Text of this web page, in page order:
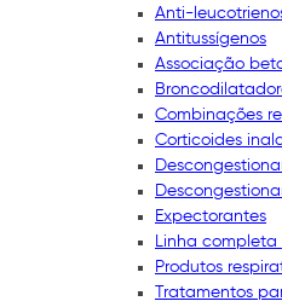
Anti-
Antitussígenos
Associação
Combinações
Corticoides
Expectorantes
Linha
Produtos
Tratamentos